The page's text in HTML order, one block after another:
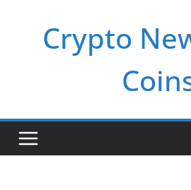
Crypto